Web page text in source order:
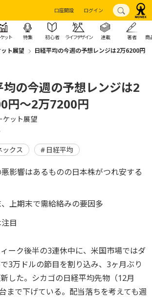
口座開設 ログイン
ット 特集 初心者 ライフデザイン 連載 著者 商
ト展望
日経平均の今週の予想レンジは2万6200円
均の今週の予想レンジは2
円～2万7200円
ケット展望
ックス 日経平均
影響はあるものの日本株がつれ安する
上期末で需給絡みの要因多
目
ーク後半の3連休中に、米国市場ではダ
3万ドルの節目を割り込み、3ヶ月ぶり
した。シカゴの日経平均先物（12月
まで下げている。配当落ちを考えても週